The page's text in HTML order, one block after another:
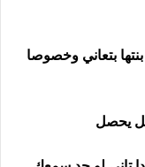
بتعاني وخصوصا
يحصل